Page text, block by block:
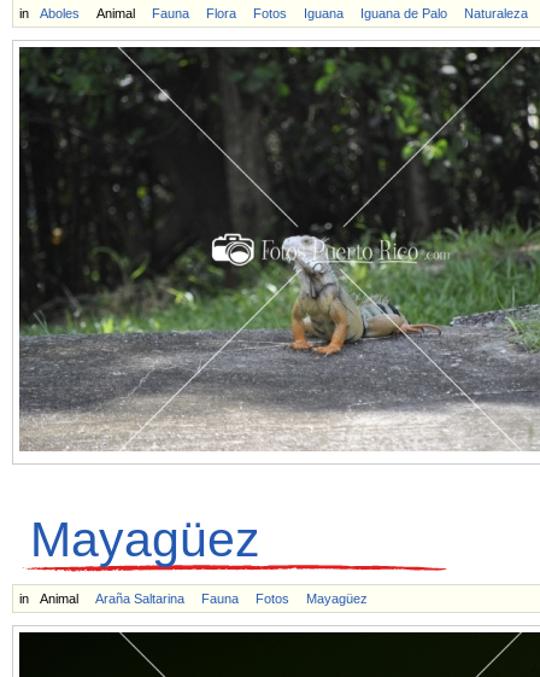
in Aboles Animal Fauna Flora Fotos Iguana Iguana de Palo Naturaleza
Mayagüez
in Animal Araña Saltarina Fauna Fotos Mayagüez